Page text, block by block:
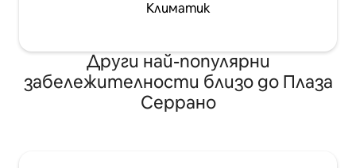
Климатик
Други най-популярни
забележителности близо до Плаза
Серрано